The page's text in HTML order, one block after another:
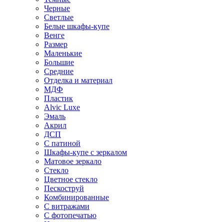
Черные
Светлые
Белые шкафы-купе
Венге
Размер
Маленькие
Большие
Средние
Отделка и материал
МДФ
Пластик
Alvic Luxe
Эмаль
Акрил
ДСП
С патиной
Шкафы-купе с зеркалом
Матовое зеркало
Стекло
Цветное стекло
Пескоструй
Комбинированные
С витражами
С фотопечатью